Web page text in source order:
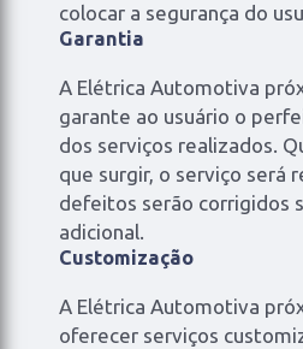
colocar a segurança do
Garantia
A Elétrica Automotiva
garante ao usuário o
dos serviços realizados.
que surgir, o serviço será
defeitos serão corrigidos
adicional.
Customização
A Elétrica Automotiva
oferecer serviços